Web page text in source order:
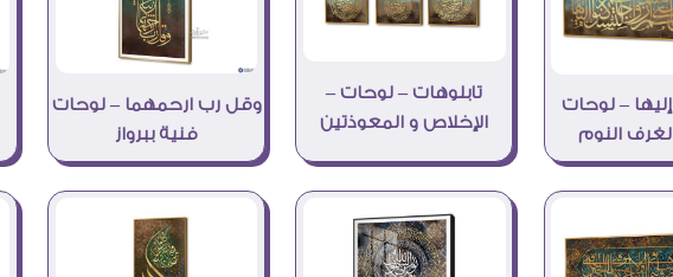
– لوحات
النوم
تابلوهات – لوحات –
الإخلاص و المعوذتين
وقل رب ارحمهما – لوحات
فنية ببرواز